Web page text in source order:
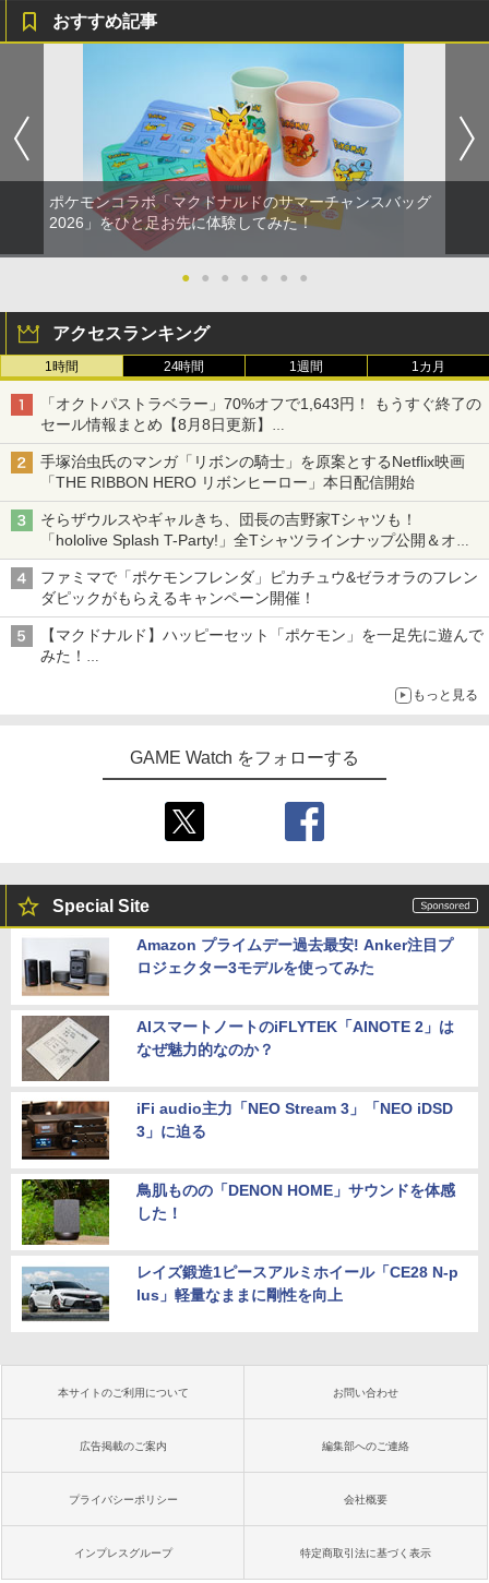
おすすめ記事
ポケモンコラボ「マクドナルドのサマーチャンスバッグ
2026」をひと足お先に体験してみた！
● ● ● ● ● ● ●
アクセスランキング
1時間 24時間 1週間 1カ月
「オクトパストラベラー」70%オフで1,643円！ もうすぐ終了の
セール情報まとめ【8月8日更新】
ニンテンドーeショップでは「大神 絶景版」が67%オフで990円
手塚治虫氏のマンガ「リボンの騎士」を原案とするNetflix映画
「THE RIBBON HERO リボンヒーロー」本日配信開始
そらザウルスやギャルきち、団長の吉野家Tシャツも！
「hololive Splash T-Party!」全Tシャツラインナップ公開＆オン
ライン販売開始
ファミマで「ポケモンフレンダ」ピカチュウ&ゼラオラのフレン
ダピックがもらえるキャンペーン開催！
【マクドナルド】ハッピーセット「ポケモン」を一足先に遊んで
みた！
もっと見る
GAME Watch をフォローする
Special Site
Amazon プライムデー過去最安! Anker注目プ
ロジェクター3モデルを使ってみた
AIスマートノートのiFLYTEK「AINOTE 2」は
なぜ魅力的なのか？
iFi audio主力「NEO Stream 3」「NEO iDSD
3」に迫る
鳥肌ものの「DENON HOME」サウンドを体感
した！
レイズ鍛造1ピースアルミホイール「CE28 N-p
lus」軽量なままに剛性を向上
本サイトのご利用について お問い合わせ
広告掲載のご案内 編集部へのご連絡
プライバシーポリシー 会社概要
インプレスグループ 特定商取引法に基づく表示